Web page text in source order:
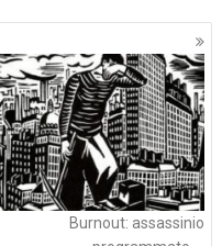
Burnout: assassinio